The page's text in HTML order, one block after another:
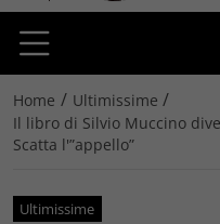
Home / Ultimissime /
Il libro di Silvio Muccino
Scatta l'”appello”
Ultimissime